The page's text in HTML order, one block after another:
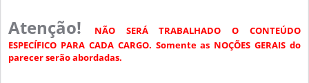
Atenção!
NÃO SERÁ TRABALHADO O CONTEÚDO
ESPECÍFICO PARA CADA CARGO. Somente as NOÇÕES GERAIS do
parecer serão abordadas.